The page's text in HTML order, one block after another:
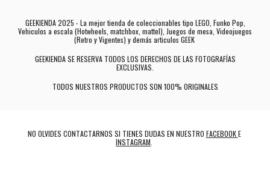
GEEKIENDA 2025 - La mejor tienda de coleccionables tipo LEGO, Funko Pop,
Vehiculos a escala (Hotwheels, matchbox, mattel), Juegos de mesa, Videojuegos
(Retro y Vigentes) y demás articulos GEEK
GEEKIENDA SE RESERVA TODOS LOS DERECHOS DE LAS FOTOGRAFÍAS
EXCLUSIVAS.
TODOS NUESTROS PRODUCTOS SON 100% ORIGINALES
NO OLVIDES CONTACTARNOS SI TIENES DUDAS EN NUESTRO FACEBOOKE
INSTAGRAM